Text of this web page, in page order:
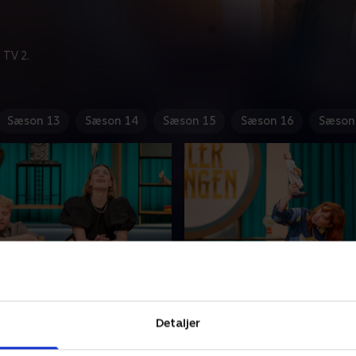
Detaljer
2.
Sæson 13 Sæson 14 Sæson 15 Sæson 16
og Pelle Emil
Holdkaptajnsdysten